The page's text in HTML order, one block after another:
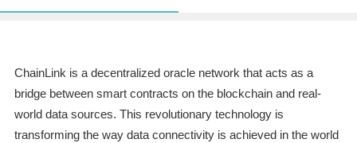
ChainLink is a decentralized oracle network that acts as a
bridge between smart contracts on the blockchain and real-
world data sources. This revolutionary technology is
transforming the way data connectivity is achieved in the world